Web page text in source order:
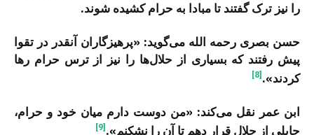
را نیز ترک گفتند تا مبادا به حرام کشیده شوند.
حسن بصری رحمه الله می‌گوید: «پرهیزگاران آنقدر در تقوا
پیش رفتند که بسیاری از حلال‌ها را نیز از ترس حرام رها
کردند». [8]
ابن عمر نقل می‌کند: «من دوست دارم میان خود و حرام،
حایلی از حلال قرار دهم تا آن را نشکنم». [9]